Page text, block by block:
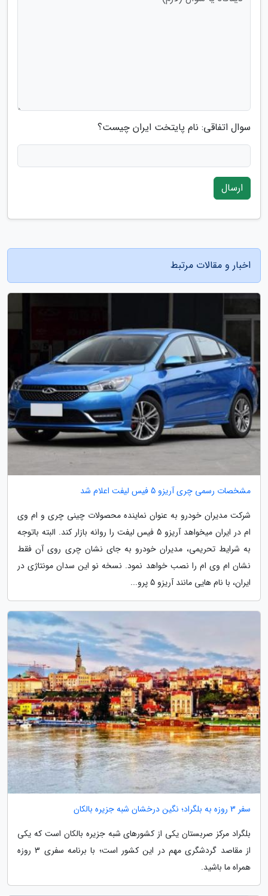
سوال اتفاقی: نام پایتخت ایران چیست؟
ارسال
اخبار و مقالات مرتبط
مشخصات رسمی چری آریزو 5 فیس لیفت اعلام شد
شرکت مدیران خودرو به عنوان نماینده محصولات چینی چری و ام وی
ام در ایران میخواهد آریزو 5 فیس لیفت را روانه بازار کند. البته باتوجه
به شرایط تحریمی، مدیران خودرو به جای نشان چری روی آن فقط
نشان ام وی ام را نصب خواهد نمود. نسخه نو این سدان مونتاژی در
ایران، با نام هایی مانند آریزو 5 پرو...
سفر 3 روزه به بلگراد؛ نگین درخشان شبه جزیره بالکان
بلگراد مرکز صربستان یکی از کشورهای شبه جزیره بالکان است که یکی
از مقاصد گردشگری مهم در این کشور است؛ با برنامه سفری 3 روزه
همراه ما باشید.